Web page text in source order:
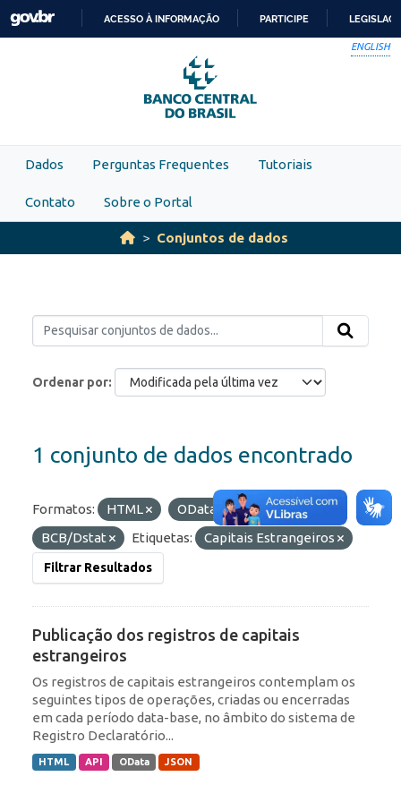
Skip to main content
PARA
O
CONTEÚDO
ACESSO À INFORMAÇÃO PARTICIPE
ENGLISH
Dados Perguntas Frequentes Tutoriais
Contato Sobre o Portal
Conjuntos de dados
Ordenar por
1 conjunto de dados encontrado
Formatos: HTML OData
Organizações:
BCB/Dstat
Etiquetas: Capitais Estrangeiros
Filtrar Resultados
Publicação dos registros de capitais
estrangeiros
Os registros de capitais estrangeiros contemplam os
seguintes tipos de operações, criadas ou encerradas
em cada período data-base, no âmbito do sistema de
Registro Declaratório...
HTML API OData JSON